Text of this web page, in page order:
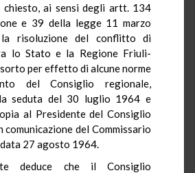
chiesto, ai sensi degli artt. 134
e 39 della legge 11 marzo
risoluzione del conflitto di
lo Stato e la Regione Friuli-
per effetto di alcune norme
del Consiglio regionale,
seduta del 30 luglio 1964 e
al Presidente del Consiglio
del Commissario
27 agosto 1964.
deduce che il Consiglio